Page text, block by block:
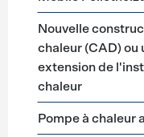
Nouvelle
chaleur (CAD) ou
extension de
chaleur
Pompe à chaleur